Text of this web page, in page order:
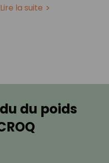
Lire la suite
du poids